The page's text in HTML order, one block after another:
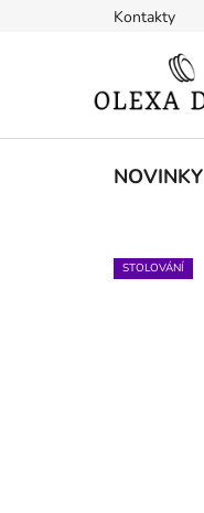
Kontakty
NOVINKY
STOLOVÁNÍ